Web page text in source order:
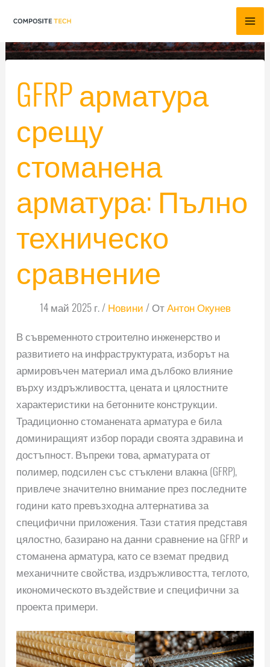
Преминете
към
съдържанието
GFRP арматура
срещу
стоманена
арматура: Пълно
техническо
сравнение
14 май 2025 г./Новини/ ОтАнтон Окунев
В съвременното строително инженерство и
развитието на инфраструктурата, изборът на
армировъчен материал има дълбоко влияние
върху издръжливостта, цената и цялостните
характеристики на бетонните конструкции.
Традиционно стоманената арматура е била
доминиращият избор поради своята здравина и
достъпност. Въпреки това, арматурата от
полимер, подсилен със стъклени влакна (GFRP),
привлече значително внимание през последните
години като превъзходна алтернатива за
специфични приложения. Тази статия представя
цялостно, базирано на данни сравнение на GFRP и
стоманена арматура, като се вземат предвид
механичните свойства, издръжливостта, теглото,
икономическото въздействие и специфични за
проекта примери.